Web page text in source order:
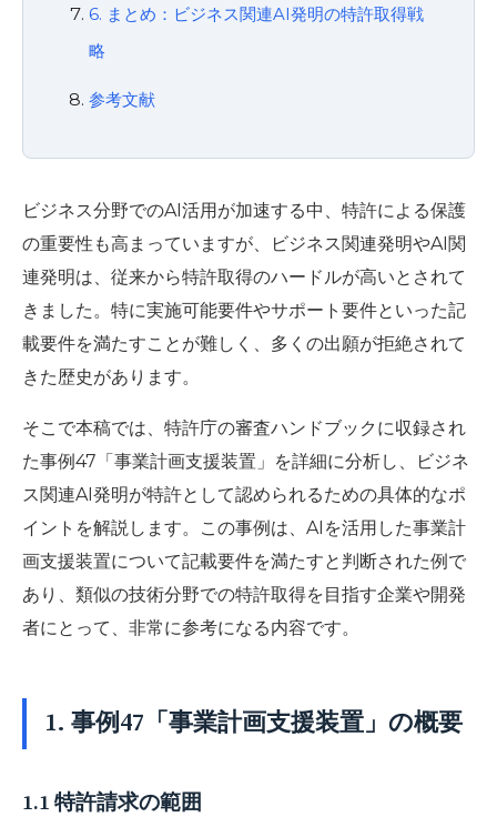
6. まとめ：ビジネス関連AI発明の特許取得戦
略
参考文献
ビジネス分野でのAI活用が加速する中、特許による保護
の重要性も高まっていますが、ビジネス関連発明やAI関
連発明は、従来から特許取得のハードルが高いとされて
きました。特に実施可能要件やサポート要件といった記
載要件を満たすことが難しく、多くの出願が拒絶されて
きた歴史があります。
そこで本稿では、特許庁の審査ハンドブックに収録され
た事例47「事業計画支援装置」を詳細に分析し、ビジネ
ス関連AI発明が特許として認められるための具体的なポ
イントを解説します。この事例は、AIを活用した事業計
画支援装置について記載要件を満たすと判断された例で
あり、類似の技術分野での特許取得を目指す企業や開発
者にとって、非常に参考になる内容です。
1. 事例47「事業計画支援装置」の概要
1.1 特許請求の範囲